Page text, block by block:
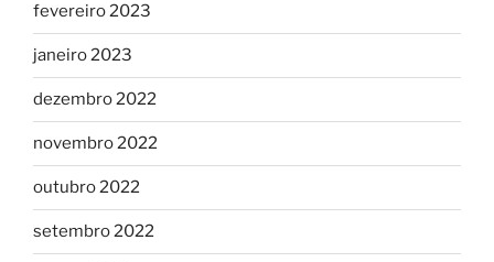
fevereiro 2023
janeiro 2023
dezembro 2022
novembro 2022
outubro 2022
setembro 2022